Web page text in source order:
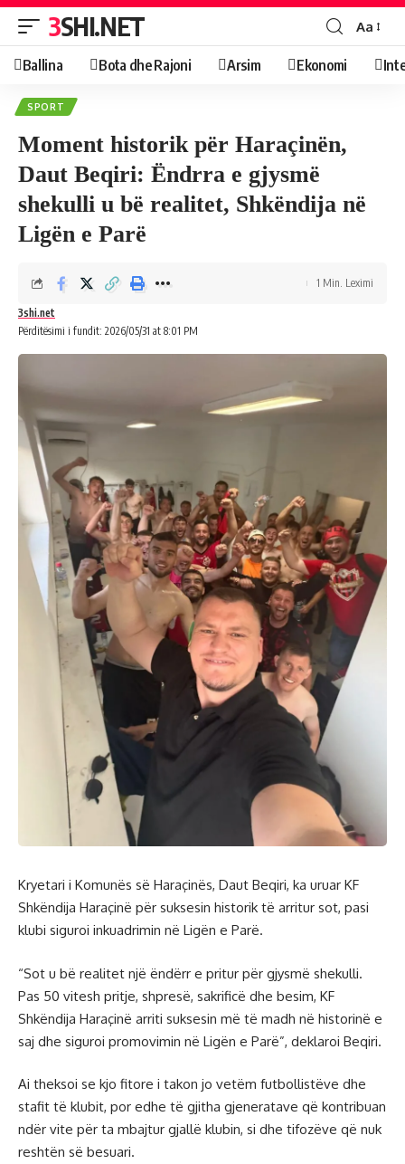
3SHI.NET Aa
Ballina Bota dhe Rajoni Arsim Ekonomi
SPORT
Moment historik për Haraçinën,
Daut Beqiri: Ëndrra e gjysmë
shekulli u bë realitet, Shkëndija në
Ligën e Parë
Përditësimi i fundit: 2026/05/31 at 8:01 PM
3shi.net
1 Min. Leximi
Kryetari i Komunës së Haraçinës, Daut Beqiri, ka uruar KF
Shkëndija Haraçinë për suksesin historik të arritur sot, pasi
klubi siguroi inkuadrimin në Ligën e Parë.
“Sot u bë realitet një ëndërr e pritur për gjysmë shekulli.
Pas 50 vitesh pritje, shpresë, sakrificë dhe besim, KF
Shkëndija Haraçinë arriti suksesin më të madh në historinë e
saj dhe siguroi promovimin në Ligën e Parë”, deklaroi Beqiri.
Ai theksoi se kjo fitore i takon jo vetëm futbollistëve dhe
stafit të klubit, por edhe të gjitha gjeneratave që kontribuan
ndër vite për ta mbajtur gjallë klubin, si dhe tifozëve që nuk
reshtën së besuari.